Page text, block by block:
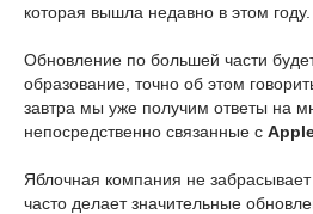
которая вышла недавно в этом году.
Обновление по большей части
образование, точно об этом
завтра мы уже получим ответы на
непосредственно связанные с
Яблочная компания не
часто делает значительные